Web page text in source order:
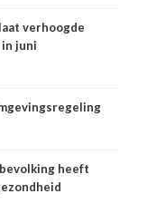
verhoogde
juni
heeft